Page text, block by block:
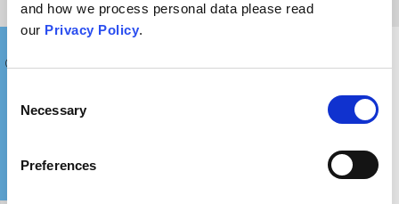
and how we process personal data please read
our Privacy Policy.
Selection
Necessary
Preferences
Co powiedzieć komuś, kto wyznaje takie poglądy?